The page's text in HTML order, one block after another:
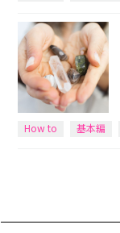
How to 基本編